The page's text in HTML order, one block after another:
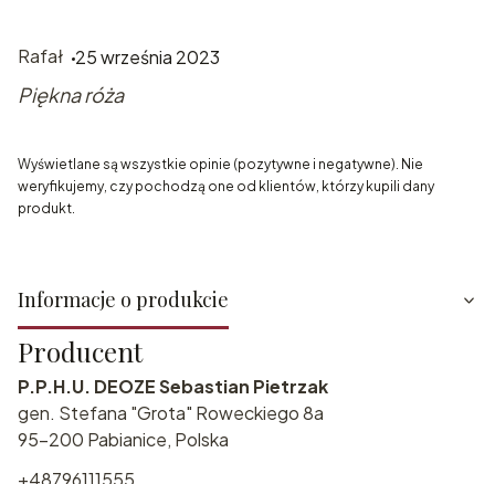
Rafał 25 września 2023
Piękna róża
Wyświetlane są wszystkie opinie (pozytywne i negatywne). Nie
weryfikujemy, czy pochodzą one od klientów, którzy kupili dany
produkt.
Informacje o produkcie
Producent
P.P.H.U. DEOZE Sebastian Pietrzak
gen. Stefana "Grota" Roweckiego 8a
95-200 Pabianice, Polska
+48796111555